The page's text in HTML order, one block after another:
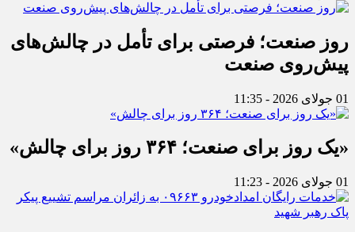
روز صنعت؛ فرصتی برای تأمل در چالش‌های
پیش‌روی صنعت
01 جولای 2026 - 11:35
«یک روز برای صنعت؛ ۳۶۴ روز برای چالش»
01 جولای 2026 - 11:23